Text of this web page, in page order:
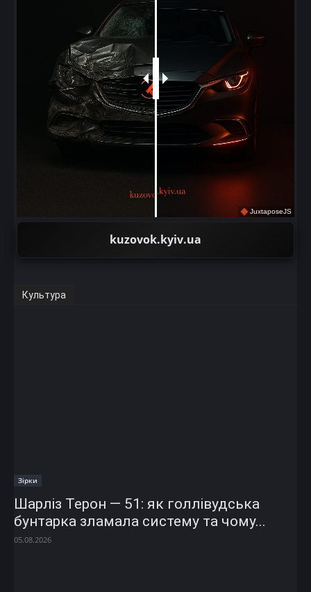
JuxtaposeJS
kuzovok.kyiv.ua
Культура
Зірки
Шарліз Терон — 51: як голлівудська
бунтарка зламала систему та чому...
05.08.2026